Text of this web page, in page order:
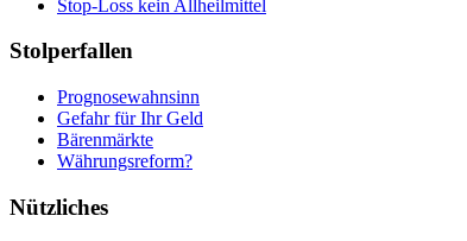
Stop-Loss kein Allheilmittel
Stolperfallen
Prognosewahnsinn
Gefahr für Ihr Geld
Bärenmärkte
Währungsreform?
Nützliches